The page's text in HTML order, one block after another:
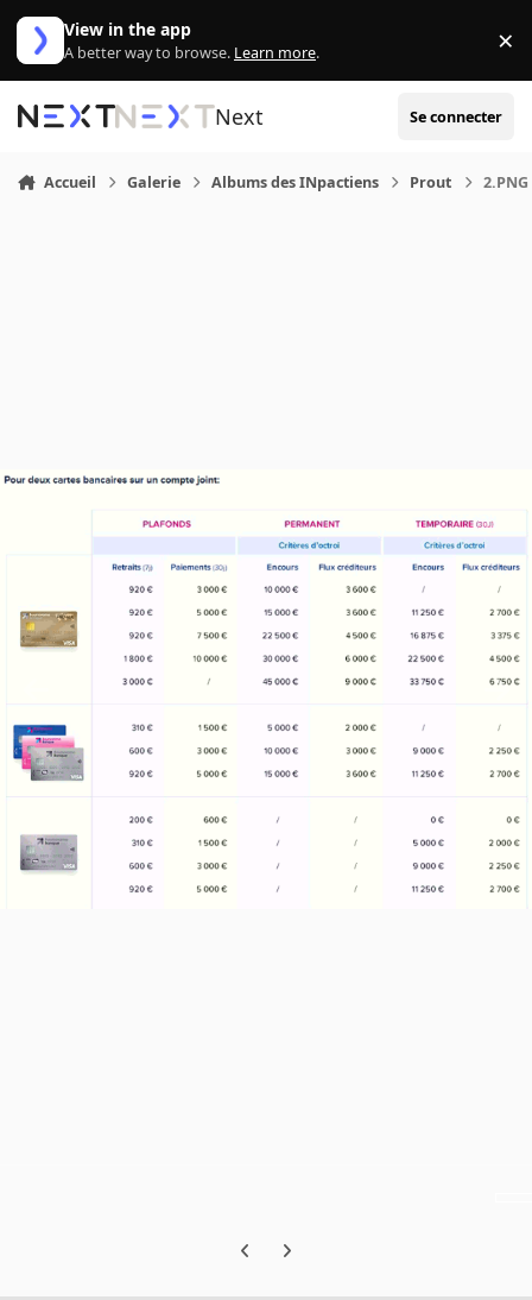
Aller au contenu
View in the app
A better way to browse. Learn more. ×
Next Se connecter
Accueil Galerie Albums des INpactiens Prout 2.PNG
Previous carousel slide
Next carousel slide